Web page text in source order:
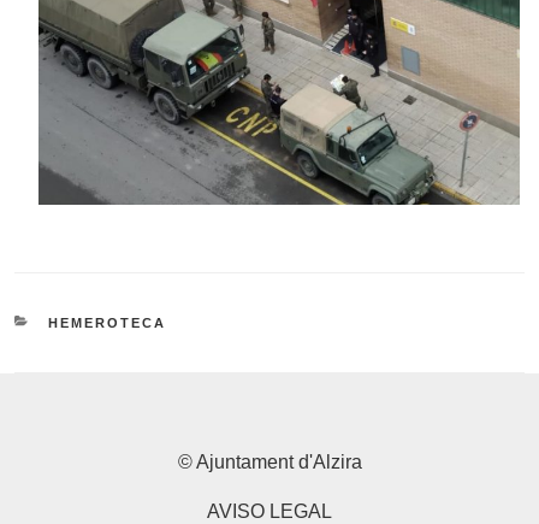
CATEGORÍAS
HEMEROTECA
© Ajuntament d'Alzira
AVISO LEGAL